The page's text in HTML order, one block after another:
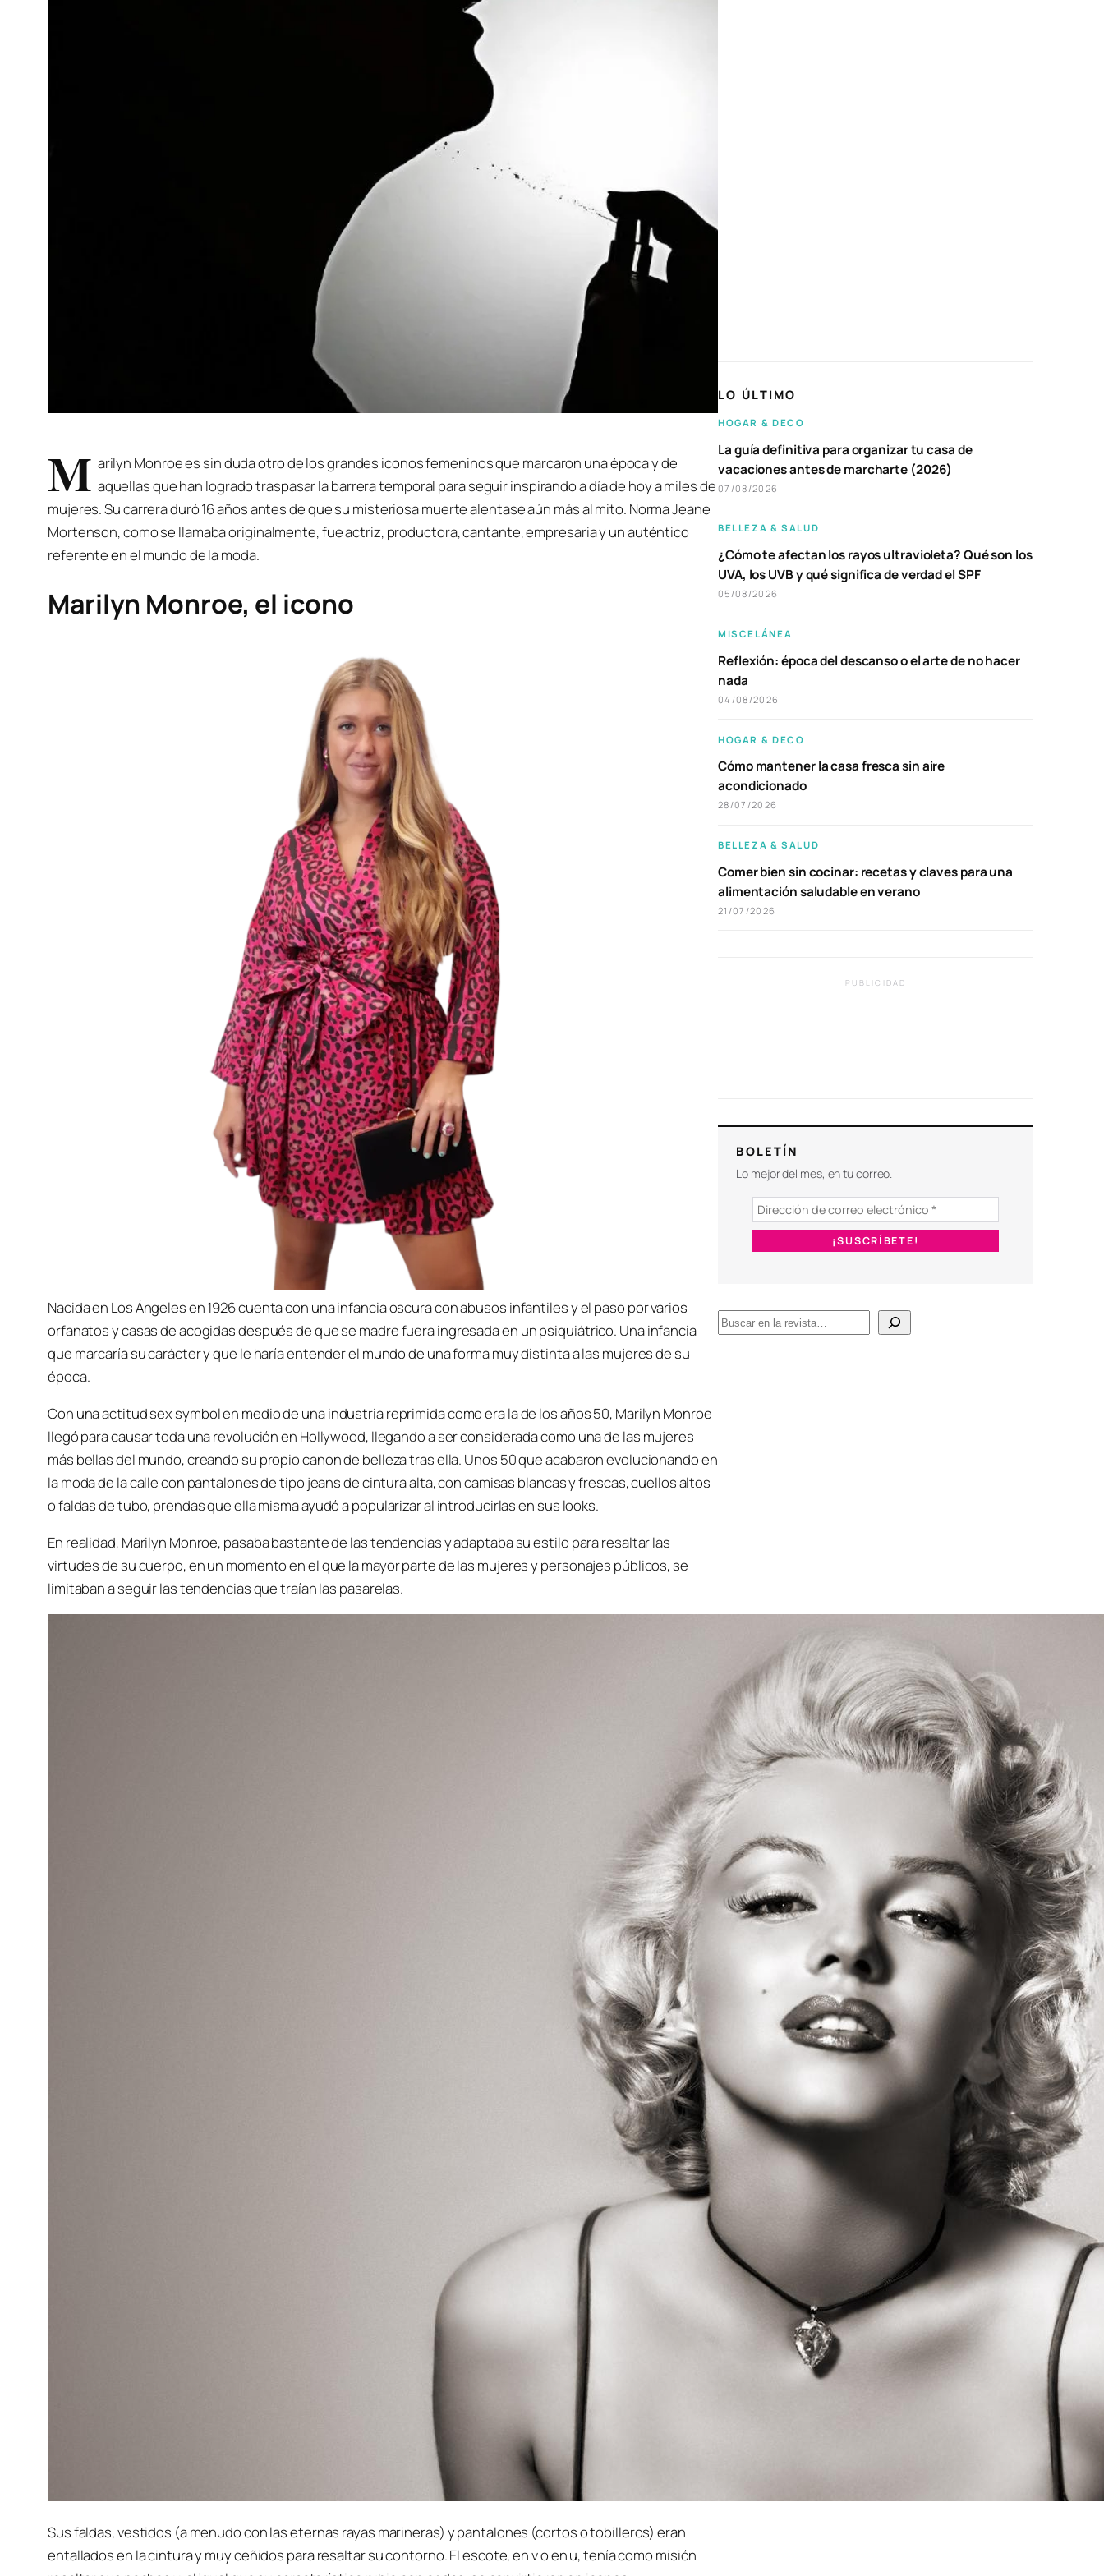
M arilyn Monroe es sin duda otro de los grandes iconos femeninos que marcaron una época y de
aquellas que han logrado traspasar la barrera temporal para seguir inspirando a día de hoy a miles de
mujeres. Su carrera duró 16 años antes de que su misteriosa muerte alentase aún más al mito. Norma Jeane
Mortenson, como se llamaba originalmente, fue actriz, productora, cantante, empresaria y un auténtico
referente en el mundo de la moda.
Marilyn Monroe, el icono
Nacida en Los Ángeles en 1926 cuenta con una infancia oscura con abusos infantiles y el paso por varios
orfanatos y casas de acogidas después de que se madre fuera ingresada en un psiquiátrico. Una infancia
que marcaría su carácter y que le haría entender el mundo de una forma muy distinta a las mujeres de su
época.
Con una actitudsex symbolen medio de una industria reprimida como era la de los años 50, Marilyn Monroe
llegó para causar toda una revolución en Hollywood, llegando a ser considerada como una de las mujeres
más bellas del mundo, creando su propio canon de belleza tras ella. Unos 50 que acabaron evolucionando en
la moda de la calle con pantalones de tipo jeans de cintura alta, con camisas blancas y frescas, cuellos altos
o faldas de tubo, prendas que ella misma ayudó a popularizar al introducirlas en sus looks.
En realidad, Marilyn Monroe, pasaba bastante de las tendencias y adaptaba su estilo para resaltar las
virtudes de su cuerpo, en un momento en el que la mayor parte de las mujeres y personajes públicos, se
limitaban a seguir las tendencias que traían las pasarelas.
Sus faldas, vestidos (a menudo con las eternas rayas marineras) y pantalones (cortos o tobilleros) eran
entallados en la cintura y muy ceñidos para resaltar su contorno. El escote, en v o en u, tenía como misión
LO ÚLTIMO
HOGAR & DECO
La guía definitiva para organizar tu casa de
vacaciones antes de marcharte (2026)
07/08/2026
BELLEZA & SALUD
¿Cómo te afectan los rayos ultravioleta? Qué son los
UVA, los UVB y qué significa de verdad el SPF
05/08/2026
MISCELÁNEA
Reflexión: época del descanso o el arte de no hacer
nada
04/08/2026
HOGAR & DECO
Cómo mantener la casa fresca sin aire
acondicionado
28/07/2026
BELLEZA & SALUD
Comer bien sin cocinar: recetas y claves para una
alimentación saludable en verano
21/07/2026
PUBLICIDAD
BOLETÍN
Lo mejor del mes, en tu correo.
B